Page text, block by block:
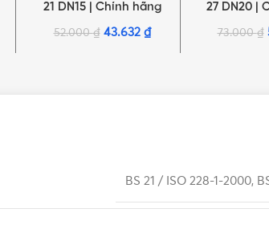
21 DN15 | Chính hãng
Minh Hòa
52.000₫ 43.632 ₫
27 DN20 |
73.000₫
BS 21 / ISO 228-1-2000,